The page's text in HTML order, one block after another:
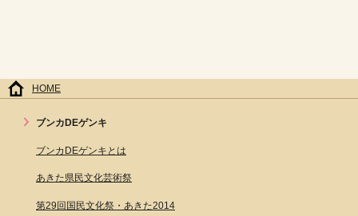
HOME
ブンカDEゲンキ
ブンカDEゲンキとは
あきた県民文化芸術祭
第29回国民文化祭・あきた2014